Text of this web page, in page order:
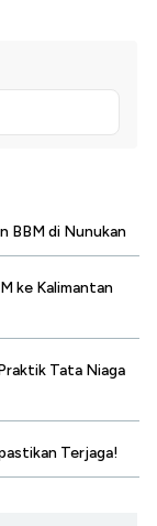
BBM di Nunukan
ke Kalimantan
Tata Niaga
Terjaga!